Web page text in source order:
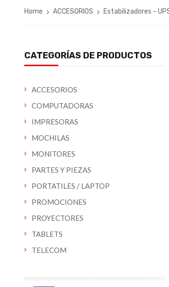
Home ACCESORIOS Estabilizadores -
CATEGORÍAS DE PRODUCTOS
ACCESORIOS
COMPUTADORAS
IMPRESORAS
MOCHILAS
MONITORES
PARTES Y PIEZAS
PORTATILES / LAPTOP
PROMOCIONES
PROYECTORES
TABLETS
TELECOM